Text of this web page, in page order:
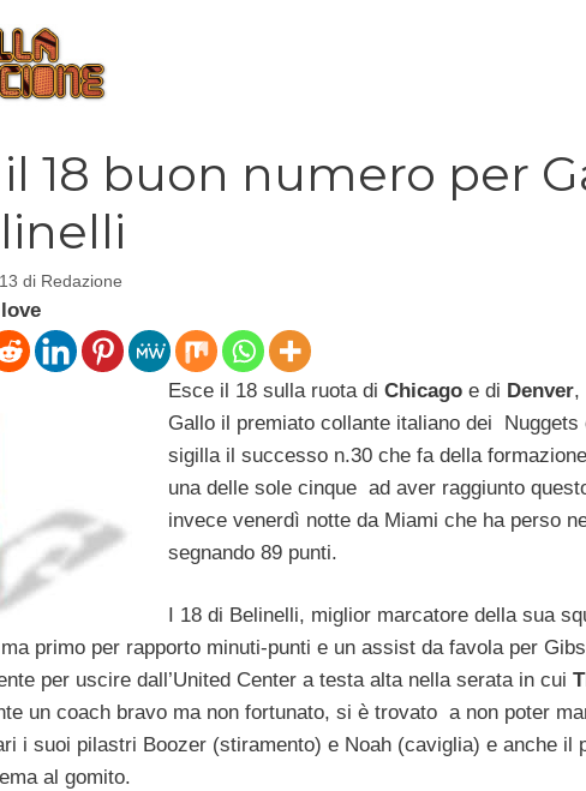
18 buon numero per
di Redazione
Esce il 18 sulla ruota di Chicagoe di Denver,
Gallo il premiato collante italiano dei Nuggets
sigilla il successo n.30 che fa della
una delle sole cinque ad aver raggiunto
invece venerdì notte da Miami che ha perso
segnando 89 punti.
I 18 di Belinelli, miglior marcatore della sua
ma primo per rapporto minuti-punti e un assist da favola per
per uscire dall’United Center a testa alta nella serata in cui
un coach bravo ma non fortunato, si è trovato a non poter
i suoi pilastri Boozer (stiramento) e Noah (caviglia) e anche il
al gomito.